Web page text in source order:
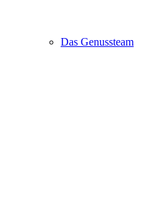
Das Genussteam